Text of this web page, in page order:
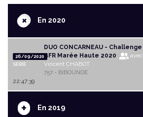
+En 2020
26/09/2020
SERIE
DUO CONCARNEAU - Challenge
BFR Marée Haute 2020
avec
Vincent CHABOT
757 - BIBOUNDE
22:47:39
+ En 2019